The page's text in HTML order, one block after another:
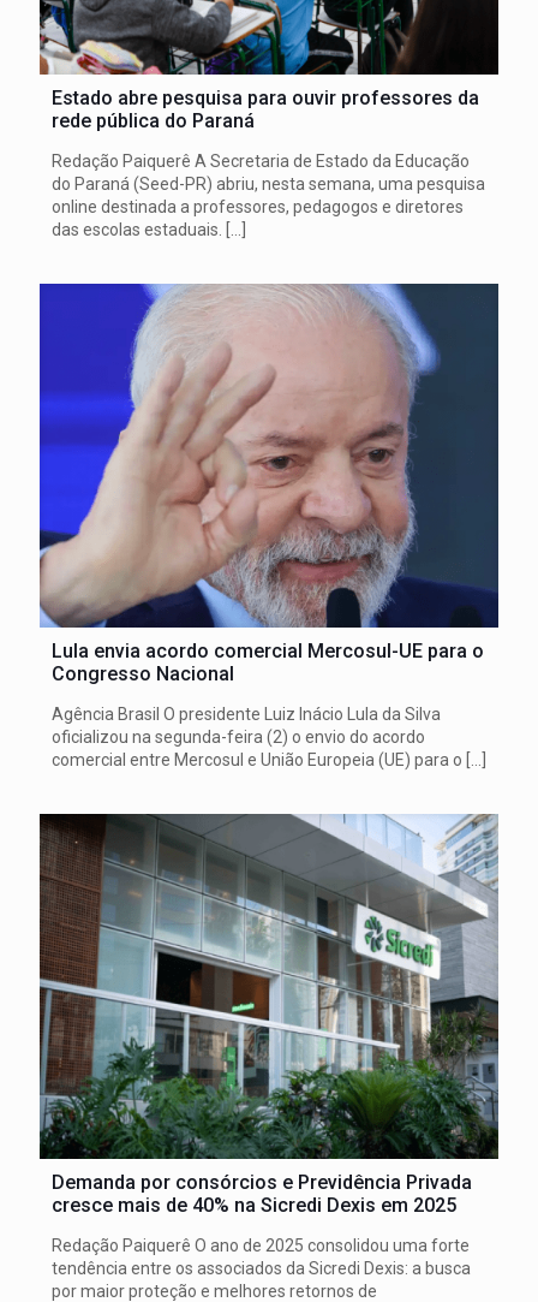
Estado abre pesquisa para ouvir professores da
rede pública do Paraná
Redação Paiquerê A Secretaria de Estado da Educação
do Paraná (Seed-PR) abriu, nesta semana, uma pesquisa
online destinada a professores, pedagogos e diretores
das escolas estaduais. […]
Lula envia acordo comercial Mercosul-UE para o
Congresso Nacional
Agência Brasil O presidente Luiz Inácio Lula da Silva
oficializou na segunda-feira (2) o envio do acordo
comercial entre Mercosul e União Europeia (UE) para o
Demanda por consórcios e Previdência Privada
cresce mais de 40% na Sicredi Dexis em 2025
Redação Paiquerê O ano de 2025 consolidou uma forte
tendência entre os associados da Sicredi Dexis: a busca
por maior proteção e melhores retornos de